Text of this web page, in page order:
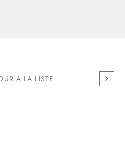
À LA LISTE